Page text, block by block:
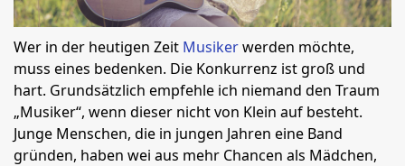
Wer in der heutigen Zeit Musikerwerden möchte,
muss eines bedenken. Die Konkurrenz ist groß und
hart. Grundsätzlich empfehle ich niemand den Traum
„Musiker“, wenn dieser nicht von Klein auf besteht.
Junge Menschen, die in jungen Jahren eine Band
gründen, haben wei aus mehr Chancen als Mädchen,